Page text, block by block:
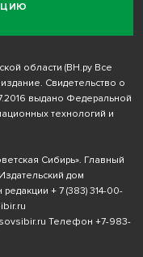
области (ВН.ру Все
Свидетельство о
выдано Федеральной
технологий и
Сибирь». Главный
дом
+ 7 (383) 314-00-
Телефон +7-983-